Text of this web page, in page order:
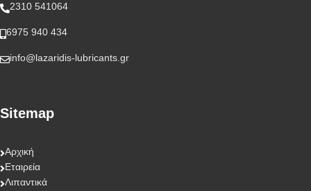
2310 541064
6975 940 434
info@lazaridis-lubricants.gr
Sitemap
Αρχική
Εταιρεία
Λιπαντικά